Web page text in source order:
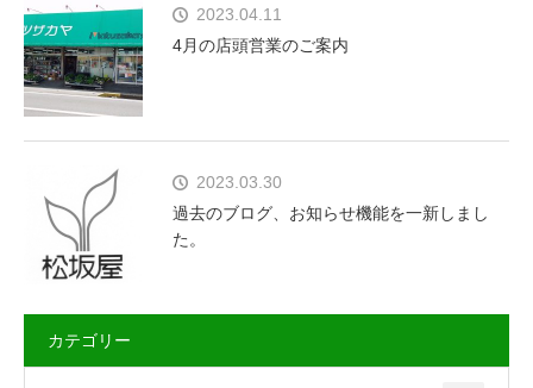
2023.04.11
4月の店頭営業のご案内
2023.03.30
過去のブログ、お知らせ機能を一新しまし
た。
カテゴリー